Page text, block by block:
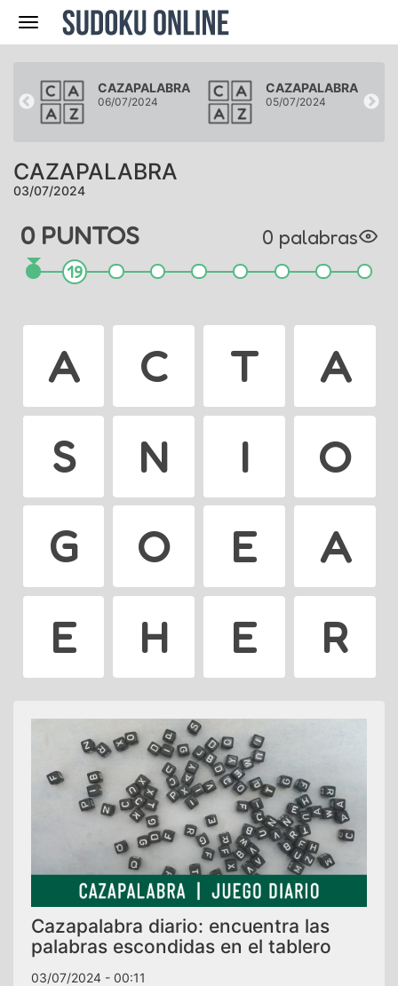
Navegación
CAZAPALABRA
06/07/2024
CAZAPALABRA
05/07/2024
CAZAPALABRA
03/07/2024
0PUNTOS 0 palabras
19
A C T
A
S
N I
O
G
O E
A
E
H E R
Cazapalabra diario: encuentra las
palabras escondidas en el tablero
03/07/2024 - 00:11